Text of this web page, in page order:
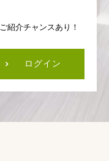
紹介チャンスあり！
ログイン